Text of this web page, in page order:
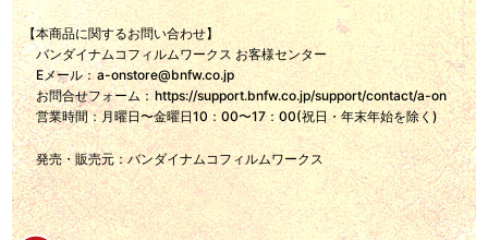
【本商品に関するお問い合わせ】
バンダイナムコフィルムワークス お客様センター
Eメール：a-onstore@bnfw.co.jp
お問合せフォーム：https://support.bnfw.co.jp/support/contact/a-on
営業時間：月曜日〜金曜日10：00〜17：00(祝日・年末年始を除く)
発売・販売元：バンダイナムコフィルムワークス